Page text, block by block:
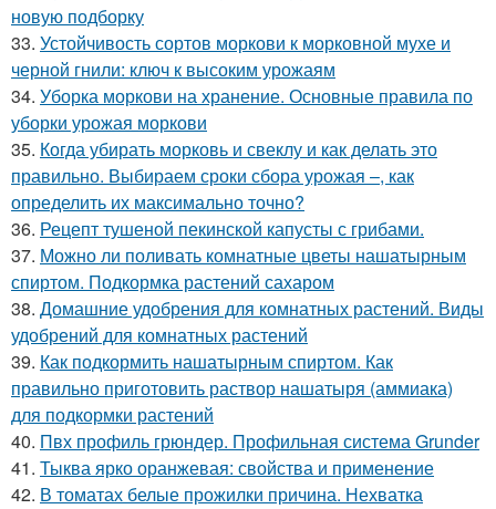
новую подборку
33. Устойчивость сортов моркови к морковной мухе и
черной гнили: ключ к высоким урожаям
34. Уборка моркови на хранение. Основные правила по
уборки урожая моркови
35. Когда убирать морковь и свеклу и как делать это
правильно. Выбираем сроки сбора урожая –, как
определить их максимально точно?
36. Рецепт тушеной пекинской капусты с грибами.
37. Можно ли поливать комнатные цветы нашатырным
спиртом. Подкормка растений сахаром
38. Домашние удобрения для комнатных растений. Виды
удобрений для комнатных растений
39. Как подкормить нашатырным спиртом. Как
правильно приготовить раствор нашатыря (аммиака)
для подкормки растений
40. Пвх профиль грюндер. Профильная система Grunder
41. Тыква ярко оранжевая: свойства и применение
42. В томатах белые прожилки причина. Нехватка